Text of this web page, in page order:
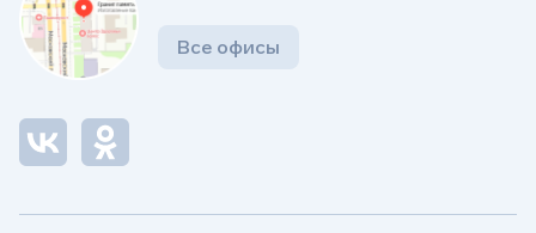
Все офисы